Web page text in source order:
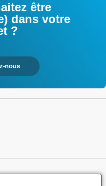
être
dans votre
?
nous